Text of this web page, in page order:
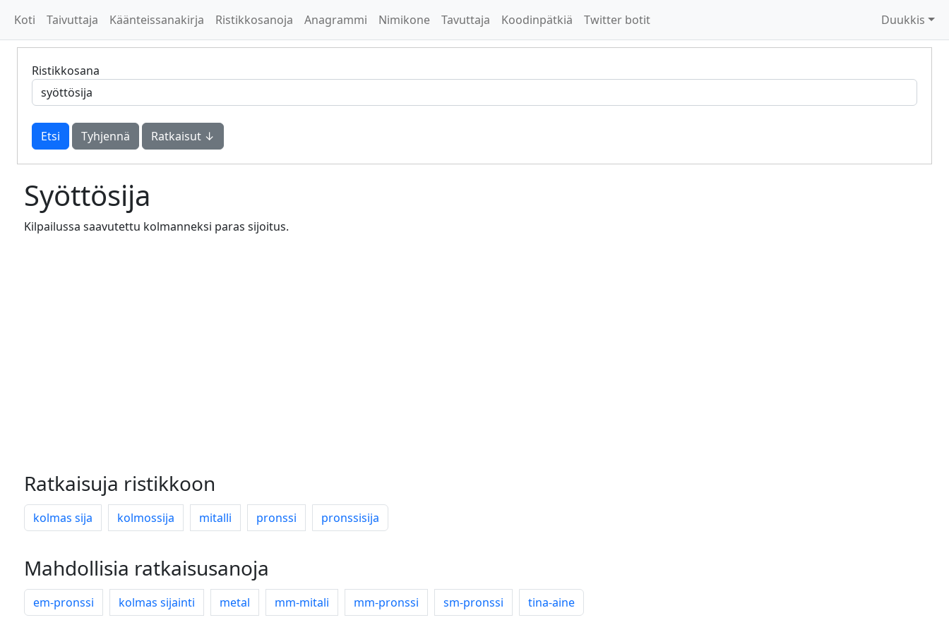
Koti Taivuttaja Käänteissanakirja Ristikkosanoja Anagrammi Nimikone Tavuttaja Koodinpätkiä Twitter botit Duukkis
Ristikkosana
Tyhjennä Ratkaisut ↓
Syöttösija
Kilpailussa saavutettu kolmanneksi paras sijoitus.
Ratkaisuja ristikkoon
kolmas sija kolmossija mitalli pronssi pronssisija
Mahdollisia ratkaisusanoja
em-pronssi kolmas sijainti metal mm-mitali mm-pronssi sm-pronssi tina-aine